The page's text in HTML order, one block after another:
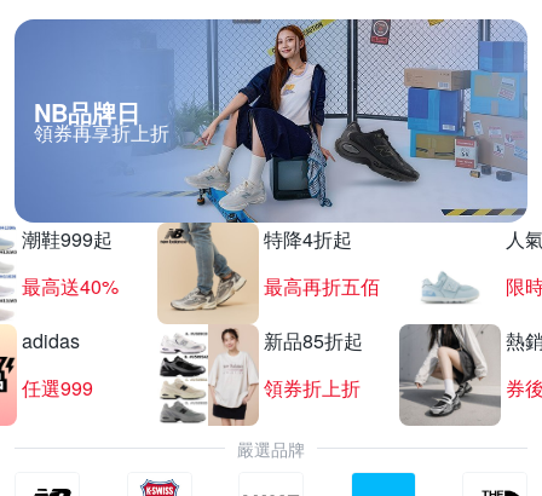
賀眾牌飲水機 週日9折
滿1件享9折
NB品牌日
領券再享折上折
潮鞋999起
最高送40%
特降4折起
最高再折五佰
人
限
adidas
任選999
新品85折起
領券折上折
熱
券
嚴選品牌